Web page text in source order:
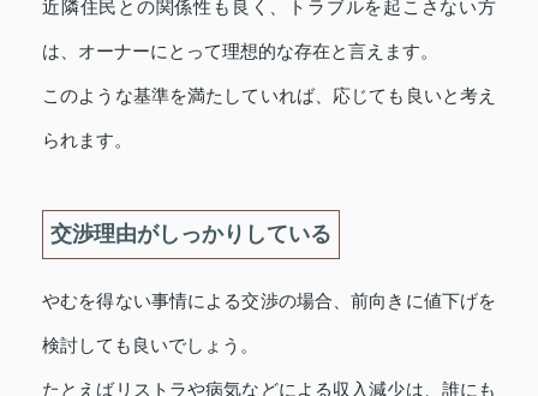
近隣住民との関係性も良く、トラブルを起こさない方
は、オーナーにとって理想的な存在と言えます。
このような基準を満たしていれば、応じても良いと考え
られます。
交渉理由がしっかりしている
やむを得ない事情による交渉の場合、前向きに値下げを
検討しても良いでしょう。
たとえばリストラや病気などによる収入減少は、誰にも